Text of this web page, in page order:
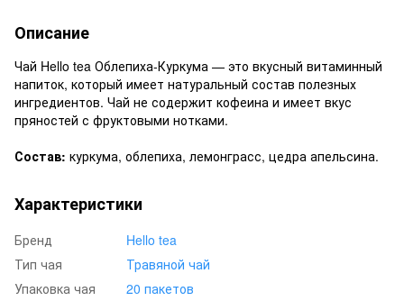
Описание
Чай Hello tea Облепиха-Куркума — это вкусный витаминный
напиток, который имеет натуральный состав полезных
ингредиентов. Чай не содержит кофеина и имеет вкус
пряностей с фруктовыми нотками.
Состав: куркума, облепиха, лемонграсс, цедра апельсина.
Характеристики
Бренд
Hello tea
Тип чая
Травяной чай
Упаковка чая
20 пакетов